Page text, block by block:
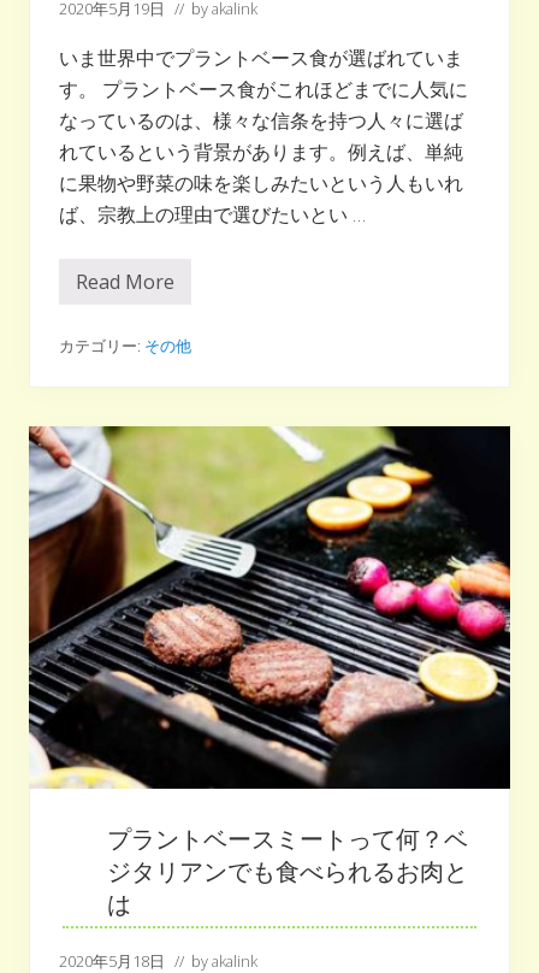
2020年5月19日 // byakalink
いま世界中でプラントベース食が選ばれていま
す。 プラントベース食がこれほどまでに人気に
なっているのは、様々な信条を持つ人々に選ば
れているという背景があります。例えば、単純
に果物や野菜の味を楽しみたいという人もいれ
ば、宗教上の理由で選びたいとい …
プ
ト
ー
食
が
糧
危
機
を
救
う
?
食
事
で
考
え
の
環
Read More
カテゴリー: その他
プラントベースミートって何？ベ
ジタリアンでも食べられるお肉と
は
2020年5月18日 // byakalink